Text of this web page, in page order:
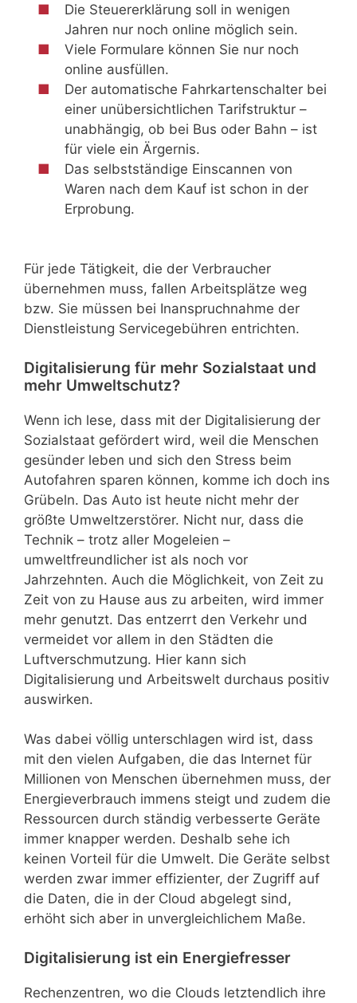
Die Steuererklärung soll in wenigen
Jahren nur noch online möglich sein.
Viele Formulare können Sie nur noch
online ausfüllen.
Der automatische Fahrkartenschalter bei
einer unübersichtlichen Tarifstruktur –
unabhängig, ob bei Bus oder Bahn – ist
für viele ein Ärgernis.
Das selbstständige Einscannen von
Waren nach dem Kauf ist schon in der
Erprobung.
Für jede Tätigkeit, die der Verbraucher
übernehmen muss, fallen Arbeitsplätze weg
bzw. Sie müssen bei Inanspruchnahme der
Dienstleistung Servicegebühren entrichten.
Digitalisierung für mehr Sozialstaat und
mehr Umweltschutz?
Wenn ich lese, dass mit der Digitalisierung der
Sozialstaat gefördert wird, weil die Menschen
gesünder leben und sich den Stress beim
Autofahren sparen können, komme ich doch ins
Grübeln. Das Auto ist heute nicht mehr der
größte Umweltzerstörer. Nicht nur, dass die
Technik – trotz aller Mogeleien –
umweltfreundlicher ist als noch vor
Jahrzehnten. Auch die Möglichkeit, von Zeit zu
Zeit von zu Hause aus zu arbeiten, wird immer
mehr genutzt. Das entzerrt den Verkehr und
vermeidet vor allem in den Städten die
Luftverschmutzung. Hier kann sich
Digitalisierung und Arbeitswelt durchaus positiv
auswirken.
Was dabei völlig unterschlagen wird ist, dass
mit den vielen Aufgaben, die das Internet für
Millionen von Menschen übernehmen muss, der
Energieverbrauch immens steigt und zudem die
Ressourcen durch ständig verbesserte Geräte
immer knapper werden. Deshalb sehe ich
keinen Vorteil für die Umwelt. Die Geräte selbst
werden zwar immer effizienter, der Zugriff auf
die Daten, die in der Cloud abgelegt sind,
erhöht sich aber in unvergleichlichem Maße.
Digitalisierung ist ein Energiefresser
Rechenzentren, wo die Clouds letztendlich ihre